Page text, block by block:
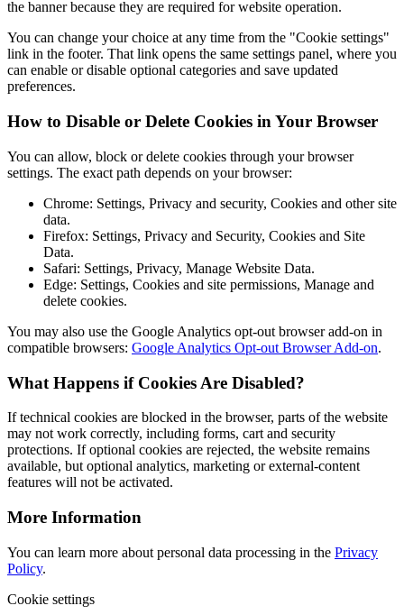
the banner because they are required for website operation.
You can change your choice at any time from the "Cookie settings"
link in the footer. That link opens the same settings panel, where you
can enable or disable optional categories and save updated
preferences.
How to Disable or Delete Cookies in Your Browser
You can allow, block or delete cookies through your browser
settings. The exact path depends on your browser:
Chrome: Settings, Privacy and security, Cookies and other site
data.
Firefox: Settings, Privacy and Security, Cookies and Site
Data.
Safari: Settings, Privacy, Manage Website Data.
Edge: Settings, Cookies and site permissions, Manage and
delete cookies.
You may also use the Google Analytics opt-out browser add-on in
compatible browsers: Google Analytics Opt-out Browser Add-on.
What Happens if Cookies Are Disabled?
If technical cookies are blocked in the browser, parts of the website
may not work correctly, including forms, cart and security
protections. If optional cookies are rejected, the website remains
available, but optional analytics, marketing or external-content
features will not be activated.
More Information
You can learn more about personal data processing in the Privacy
Policy.
Cookie settings